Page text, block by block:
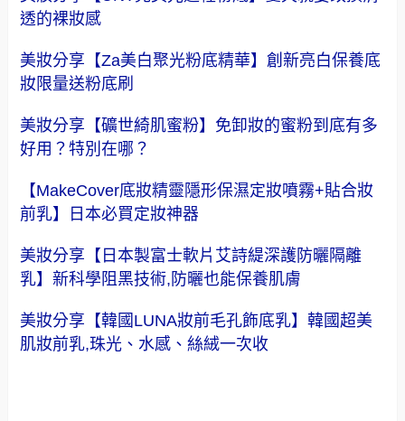
透的裸妝感
美妝分享【Za美白聚光粉底精華】創新亮白保養底
妝限量送粉底刷
美妝分享【礦世綺肌蜜粉】免卸妝的蜜粉到底有多
好用？特別在哪？
【MakeCover底妝精靈隱形保濕定妝噴霧+貼合妝
前乳】日本必買定妝神器
美妝分享【日本製富士軟片艾詩緹深護防曬隔離
乳】新科學阻黑技術,防曬也能保養肌膚
美妝分享【韓國LUNA妝前毛孔飾底乳】韓國超美
肌妝前乳,珠光、水感、絲絨一次收